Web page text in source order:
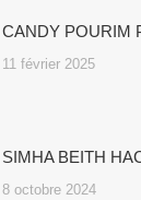
CANDY POURIM
11 février 2025
SIMHA BEITH
8 octobre 2024